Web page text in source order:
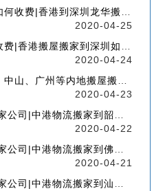
华搬屋搬家收费标准-【服务客户操作实感】
2020-04-25
圳如何计费-【分享公司具体报价操作流程】
2020-04-24
搬屋搬家，如何选择香港物流搬家公司
2020-04-23
关流程、联运、包装、价格、电话、标准
2020-04-22
山流程、联运、包装、价格、电话、标准
2020-04-21
头的流程、联运、包装、价格、电话、标准